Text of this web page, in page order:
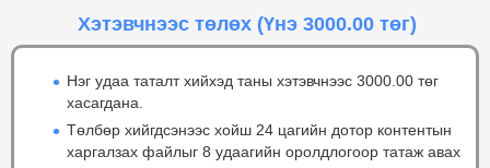
Хэтэвчнээс төлөх (Үнэ 3000.00 төг)
Нэг удаа таталт хийхэд таны хэтэвчнээс 3000.00 төг
хасагдана.
Төлбөр хийгдсэнээс хойш 24 цагийн дотор контентын
харгалзах файлыг 8 удаагийн оролдлогоор татаж авах